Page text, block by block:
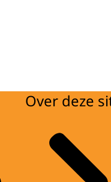
Over deze